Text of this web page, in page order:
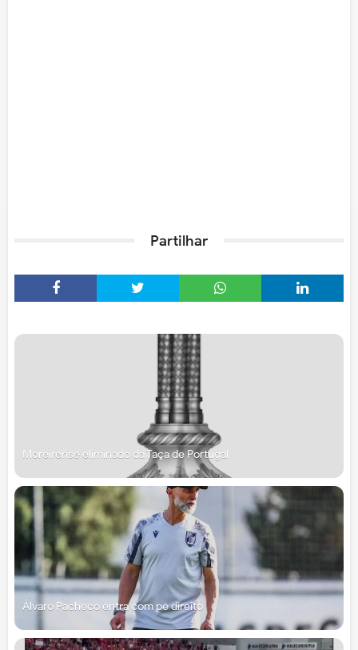
Partilhar
Moreirense eliminado da Taça de Portugal
Álvaro Pacheco entra com pé direito